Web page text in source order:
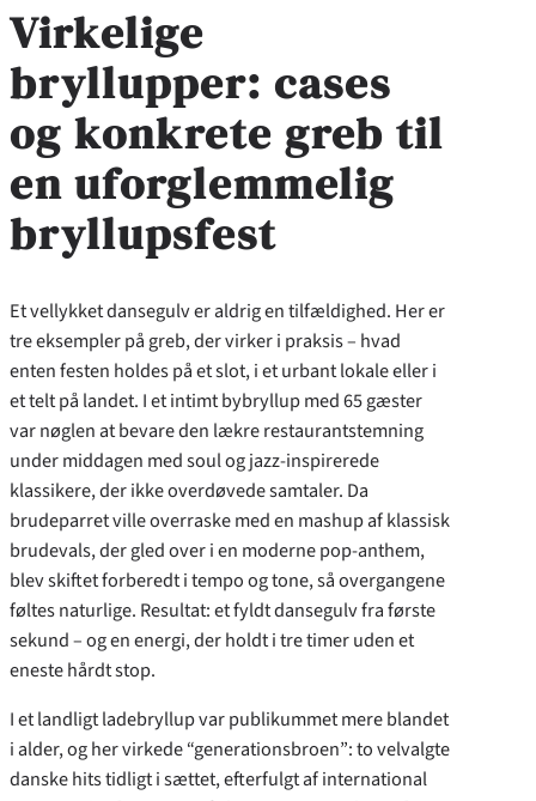
Virkelige
bryllupper: cases
og konkrete greb til
en uforglemmelig
bryllupsfest
Et vellykket dansegulv er aldrig en tilfældighed. Her er
tre eksempler på greb, der virker i praksis – hvad
enten festen holdes på et slot, i et urbant lokale eller i
et telt på landet. I et intimt bybryllup med 65 gæster
var nøglen at bevare den lækre restaurantstemning
under middagen med soul og jazz-inspirerede
klassikere, der ikke overdøvede samtaler. Da
brudeparret ville overraske med en mashup af klassisk
brudevals, der gled over i en moderne pop-anthem,
blev skiftet forberedt i tempo og tone, så overgangene
føltes naturlige. Resultat: et fyldt dansegulv fra første
sekund – og en energi, der holdt i tre timer uden et
eneste hårdt stop.
I et landligt ladebryllup var publikummet mere blandet
i alder, og her virkede “generationsbroen”: to velvalgte
danske hits tidligt i sættet, efterfulgt af international